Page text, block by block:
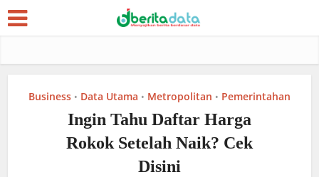
Business • Data Utama • Metropolitan • Pemerintahan
Ingin Tahu Daftar Harga
Rokok Setelah Naik? Cek
Disini